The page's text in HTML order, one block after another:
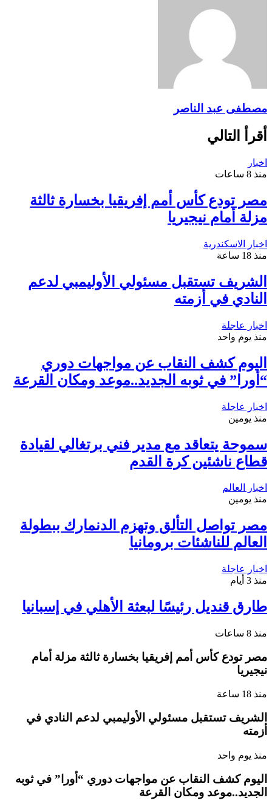
مصطفى عبد الناصر
أقرأ التالي
اخبار
منذ 8 ساعات
مصر تودع كأس أمم إفريقيا بخسارة ثالثة
مزلة أمام نيجيريا
اخبار الاسكندرية
منذ 18 ساعة
الشريف تستقبل مسئولي الأوليمبي لدعم
النادي في أزمته
اخبار عاجلة
منذ يوم واحد
اليوم كشف النقاب عن مواجهات دوري
“أورا” في ثوبه الجديد..موعد ومكان القرعة
اخبار عاجلة
منذ يومين
سموحة يتعاقد مع مدير فني برتغالي لقيادة
قطاع ناشئين كرة القدم
اخبار العالم
منذ يومين
مصر تواصل التألق وتهزم الدنمارك ببطولة
العالم للناشئات برومانيا
اخبار عاجلة
منذ 3 أيام
طارق قنديل رئيسًا لبعثة الأهلي في إسبانيا
منذ 8 ساعات
مصر تودع كأس أمم إفريقيا بخسارة ثالثة مزلة أمام
نيجيريا
منذ 18 ساعة
الشريف تستقبل مسئولي الأوليمبي لدعم النادي في
أزمته
منذ يوم واحد
اليوم كشف النقاب عن مواجهات دوري “أورا” في ثوبه
الجديد..موعد ومكان القرعة